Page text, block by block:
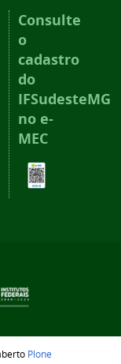
Consulte
o
cadastro
do
IFSudesteMG
no e-
MEC
Plone